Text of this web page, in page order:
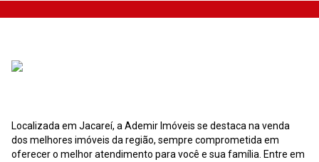
Localizada em Jacareí, a Ademir Imóveis se destaca na venda
dos melhores imóveis da região, sempre comprometida em
oferecer o melhor atendimento para você e sua família. Entre em